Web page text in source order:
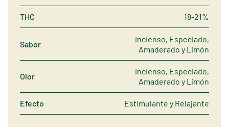
THC 18-21%
Sabor
Incienso, Especiado,
Amaderado y Limón
Olor
Incienso, Especiado,
Amaderado y Limón
Efecto Estimulante y Relajante